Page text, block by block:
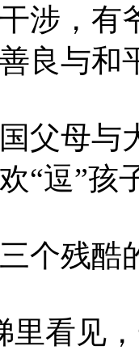
涉，有
良与和
父母与
“逗”孩
个残酷
里看见